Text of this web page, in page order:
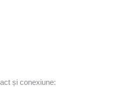
și conexiune: